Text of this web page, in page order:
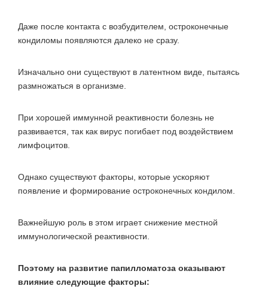
Даже после контакта с возбудителем, остроконечные
кондиломы появляются далеко не сразу.
Изначально они существуют в латентном виде, пытаясь
размножаться в организме.
При хорошей иммунной реактивности болезнь не
развивается, так как вирус погибает под воздействием
лимфоцитов.
Однако существуют факторы, которые ускоряют
появление и формирование остроконечных кондилом.
Важнейшую роль в этом играет снижение местной
иммунологической реактивности.
Поэтому на развитие папилломатоза оказывают
влияние следующие факторы: